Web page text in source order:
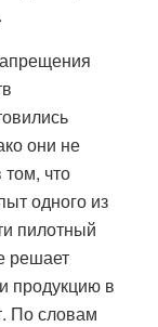
они не
что
одного из
пилотный
решает
продукцию в
По словам